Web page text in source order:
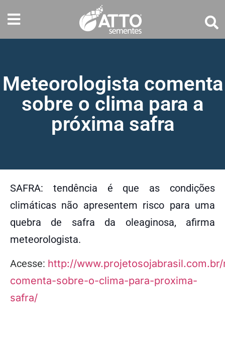
Meteorologista comenta
sobre o clima para a
próxima safra
SAFRA: tendência é que as condições
climáticas não apresentem risco para uma
quebra de safra da oleaginosa, afirma
meteorologista.
Acesse: http://
comenta-sobre-o-clima-para-proxima-
safra/